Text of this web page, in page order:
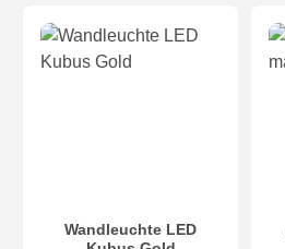
Wandleuchte LED